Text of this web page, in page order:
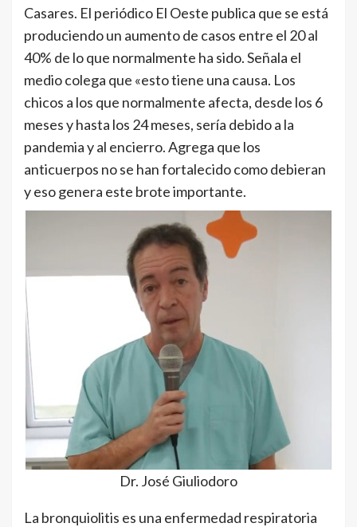
Casares. El periódico El Oeste publica que se está
produciendo un aumento de casos entre el 20 al
40% de lo que normalmente ha sido. Señala el
medio colega que «esto tiene una causa. Los
chicos a los que normalmente afecta, desde los 6
meses y hasta los 24 meses, sería debido a la
pandemia y al encierro. Agrega que los
anticuerpos no se han fortalecido como debieran
y eso genera este brote importante.
Dr. José Giuliodoro
La bronquiolitis es una enfermedad respiratoria